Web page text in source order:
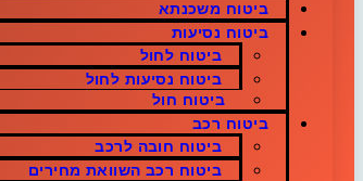
ביטוח משכנתא
ביטוח נסיעות
ביטוח לחול
ביטוח נסיעות לחול
ביטוח חול
ביטוח רכב
ביטוח חובה לרכב
ביטוח רכב השוואת מחירים